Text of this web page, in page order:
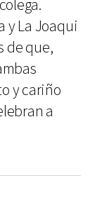
y La Joaqui
de que,
y cariño
a